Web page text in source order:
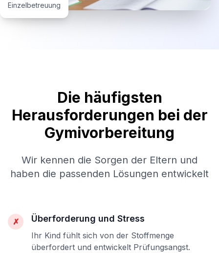
Einzelbetreuung
Die häufigsten
Herausforderungen bei der
Gymivorbereitung
Wir kennen die Sorgen der Eltern und
haben die passenden Lösungen entwickelt
✗ Überforderung und Stress
Ihr Kind fühlt sich von der Stoffmenge
überfordert und entwickelt Prüfungsangst.